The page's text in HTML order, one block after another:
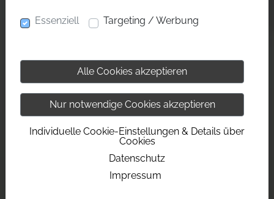
Essenziell Targeting / Werbung
Alle Cookies akzeptieren
Nur notwendige Cookies akzeptieren
Individuelle Cookie-Einstellungen & Details über
Cookies
Datenschutz
Impressum